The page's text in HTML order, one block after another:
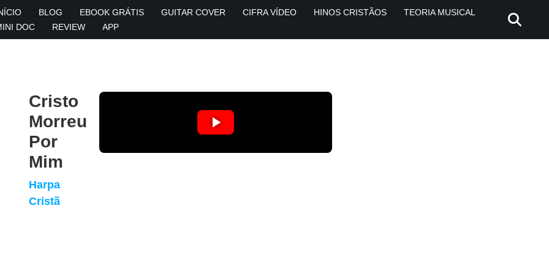
BLOG EBOOK GRÁTIS GUITAR COVER CIFRA VÍDEO HINOS CRISTÃOS
TEORIA MUSICAL
DOC
REVIEW APP
Cristo
Morreu
Por
Mim
Harpa
Cristã